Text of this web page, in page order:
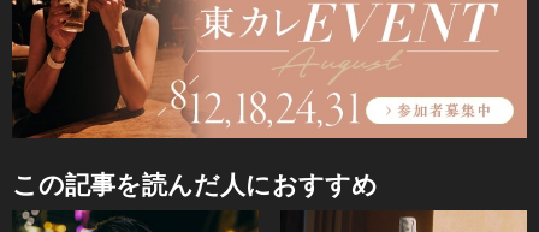
この記事を読んだ人におすすめ